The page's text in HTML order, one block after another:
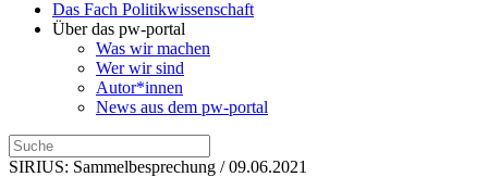
Das Fach Politikwissenschaft
Über das pw-portal
Was wir machen
Wer wir sind
Autor*innen
News aus dem pw-portal
SIRIUS: Sammelbesprechung / 09.06.2021